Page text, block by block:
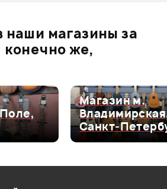
0.0
0
0
0
наши магазины за
же,
Магазин м.
Санкт-